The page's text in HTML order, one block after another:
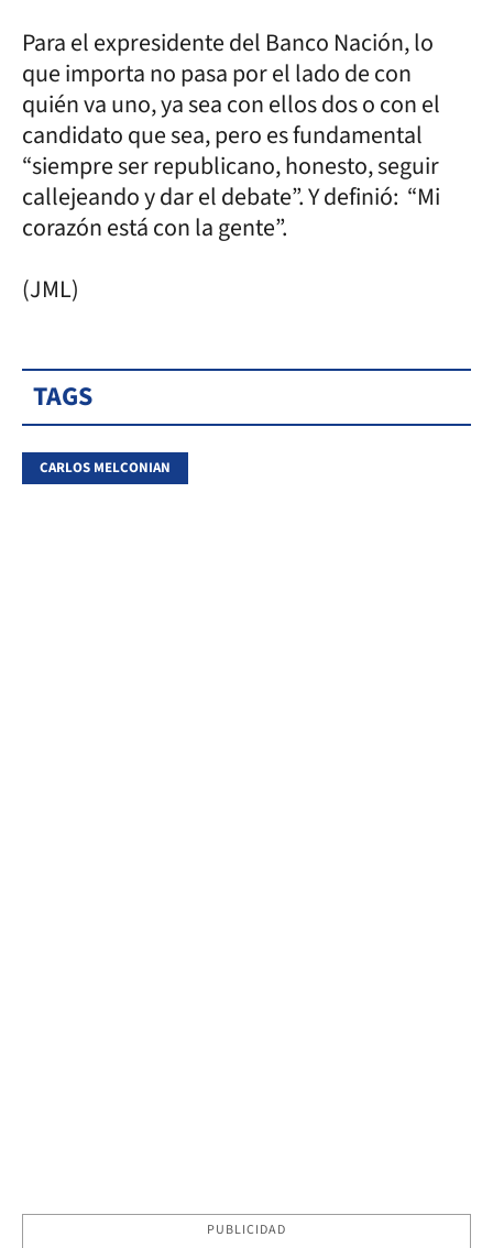
Para el expresidente del Banco Nación, lo
que importa no pasa por el lado de con
quién va uno, ya sea con ellos dos o con el
candidato que sea, pero es fundamental
“siempre ser republicano, honesto, seguir
callejeando y dar el debate”. Y definió: “Mi
corazón está con la gente”.
(JML)
TAGS
CARLOS MELCONIAN
PUBLICIDAD